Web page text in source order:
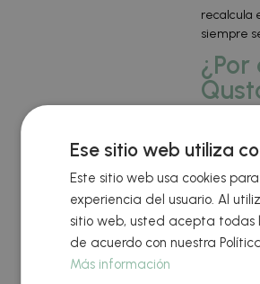
recalcula
siempre
¿Por
Desde
2006
Ese sitio web utiliza
Este sitio web usa cookies
experiencia del usuario. Al
sitio web, usted acepta todas
de acuerdo con nuestra
Más información